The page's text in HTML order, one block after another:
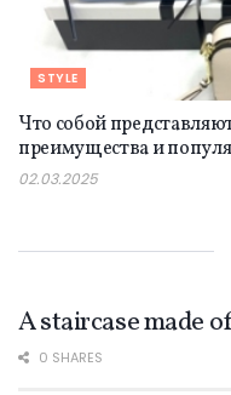
STYLE
Что собой
преимущества и
02.03.2025
A staircase made
0 SHARES